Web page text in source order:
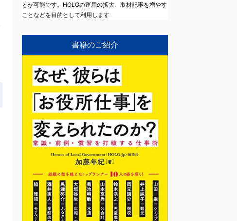
とが可能です。HOLGの運用の拡大、取材記事を増やす
ことなどを目的として利用します
書籍のご紹介